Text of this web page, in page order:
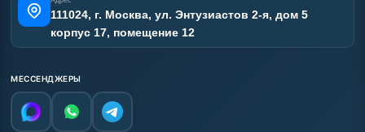
111024, г. Москва, ул. Энтузиастов 2-я, дом 5
корпус 17, помещение 12
МЕССЕНДЖЕРЫ